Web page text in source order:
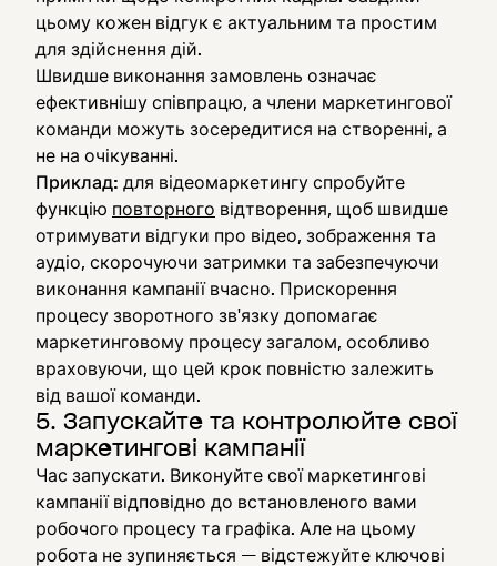
цьому кожен відгук є актуальним та простим
для здійснення дій.
Швидше виконання замовлень означає
ефективнішу співпрацю, а члени маркетингової
команди можуть зосередитися на створенні, а
не на очікуванні.
Приклад: для відеомаркетингу спробуйте
функцію повторного відтворення, щоб швидше
отримувати відгуки про відео, зображення та
аудіо, скорочуючи затримки та забезпечуючи
виконання кампанії вчасно. Прискорення
процесу зворотного зв'язку допомагає
маркетинговому процесу загалом, особливо
враховуючи, що цей крок повністю залежить
від вашої команди.
5. Запускайте та контролюйте свої
маркетингові кампанії
Час запускати. Виконуйте свої маркетингові
кампанії відповідно до встановленого вами
робочого процесу та графіка. Але на цьому
робота не зупиняється — відстежуйте ключові